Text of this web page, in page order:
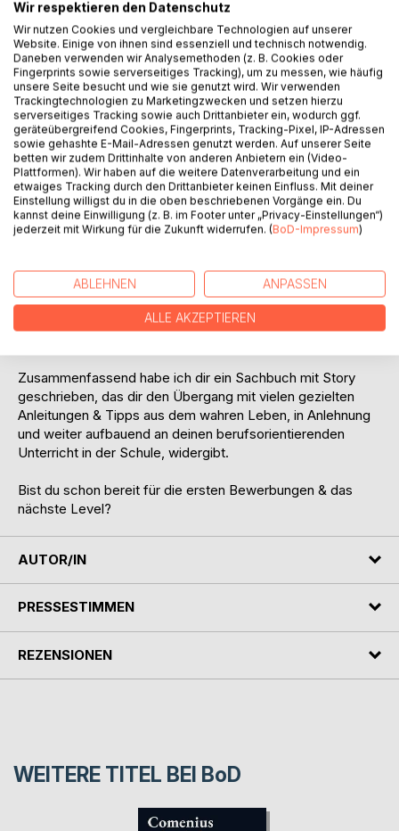
und viel Spaß beim Lesen. Es wäre mir eine Ehre!
Dein Mehrwert: Lerne direkt vom Personaler, worauf es
ankommt!
Neben der Berufsorientierung, der Erstellung deiner
Bewerbungsunterlagen, sowie der gezielten Vorbereitung
auf deine Vorstellungsgespräche und ggf.
Einstellungstests, habe ich dir auch wichtige Gesetze mit
Alltagsbeispielen aufgeführt. Denn auch als Azubi hast du
Rechte &Pflichten, die du kennen solltest, bevor du deinen
Ausbildungsvertrag blind unterschreibst und im Company-
Klar sprechen wir auch über Cash, also die
Ausbildungsvergütung, Sonderleistungen und Benefits.
Mach dich also bitte nicht gleich nass, wenn du an die
Zusammenfassend habe ich dir ein Sachbuch mit Story
geschrieben, das dir den Übergang mit vielen gezielten
Anleitungen & Tipps aus dem wahren Leben, in Anlehnung
und weiter aufbauend an deinen berufsorientierenden
Unterricht in der Schule, widergibt.
Bist du schon bereit für die ersten Bewerbungen & das
nächste Level?
AUTOR/IN
PRESSESTIMMEN
REZENSIONEN
WEITERE TITEL BEI BoD
Wir respektieren den Datenschutz
Wir nutzen Cookies und vergleichbare Technologien auf unserer
Website. Einige von ihnen sind essenziell und technisch notwendig.
Daneben verwenden wir Analysemethoden (z. B. Cookies oder
Fingerprints sowie serverseitiges Tracking), um zu messen, wie häufig
unsere Seite besucht und wie sie genutzt wird. Wir verwenden
Trackingtechnologien zu Marketingzwecken und setzen hierzu
serverseitiges Tracking sowie auch Drittanbieter ein, wodurch ggf.
geräteübergreifend Cookies, Fingerprints, Tracking-Pixel, IP-Adressen
sowie gehashte E-Mail-Adressen genutzt werden. Auf unserer Seite
betten wir zudem Drittinhalte von anderen Anbietern ein (Video-
Plattformen). Wir haben auf die weitere Datenverarbeitung und ein
etwaiges Tracking durch den Drittanbieter keinen Einfluss. Mit deiner
Einstellung willigst du in die oben beschriebenen Vorgänge ein. Du
kannst deine Einwilligung (z. B. im Footer unter „Privacy-Einstellungen“)
jederzeit mit Wirkung für die Zukunft widerrufen. (BoD-Impressum)
ABLEHNEN ANPASSEN
ALLE AKZEPTIEREN